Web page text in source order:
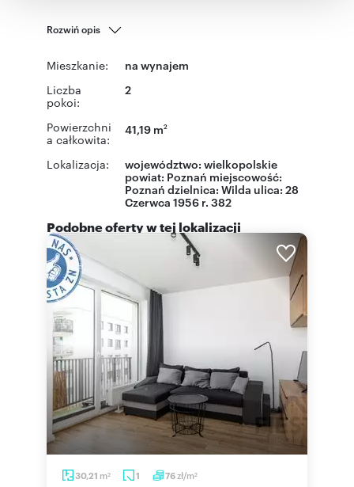
Rozwiń opis
Mieszkanie: na wynajem
Liczba
pokoi:
2
Powierzchni
a całkowita:
41,19 m2
Lokalizacja: województwo: wielkopolskie
powiat: Poznań miejscowość:
Poznań dzielnica: Wilda ulica: 28
Czerwca 1956 r. 382
Podobne oferty w tej lokalizacji
30,21 m2 1 76zł/m2